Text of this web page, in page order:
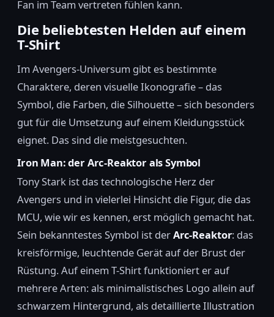
Fan im Team vertreten fühlen kann.
Die beliebtesten Helden auf einem
T-Shirt
Im Avengers-Universum gibt es bestimmte
Charaktere, deren visuelle Ikonografie – das
Symbol, die Farben, die Silhouette – sich besonders
gut für die Umsetzung auf einem Kleidungsstück
eignet. Das sind die meistgesuchten.
Iron Man: der Arc-Reaktor als Symbol
Tony Stark ist das technologische Herz der
Avengers und in vielerlei Hinsicht die Figur, die das
MCU, wie wir es kennen, erst möglich gemacht hat.
Sein bekanntestes Symbol ist derArc-Reaktor: das
kreisförmige, leuchtende Gerät auf der Brust der
Rüstung. Auf einem T-Shirt funktioniert er auf
mehrere Arten: als minimalistisches Logo allein auf
schwarzem Hintergrund, als detaillierte Illustration